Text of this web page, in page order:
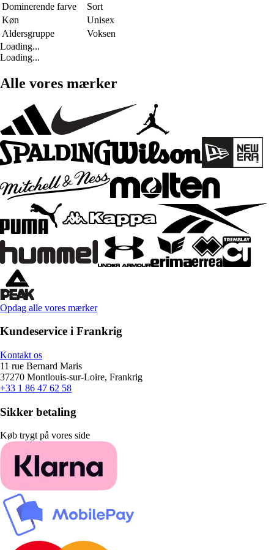
Dominerende farve
Sort
Køn
Unisex
Aldersgruppe
Voksen
Loading...
Loading...
Alle vores mærker
Opdag alle vores mærker
Kundeservice i Frankrig
Kontakt os
11 rue Bernard Maris
37270 Montlouis-sur-Loire, Frankrig
+33 1 86 47 62 58
Sikker betaling
Køb trygt på vores side